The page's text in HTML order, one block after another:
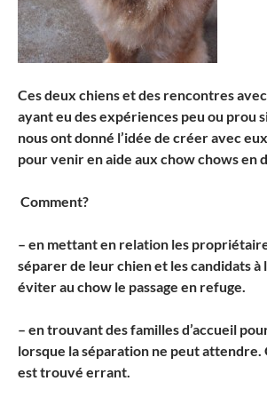
Ces deux chiens et des rencontres
ayant eu des expériences peu ou prou
nous ont donné l’idée de créer avec
pourvenir en aide aux chow chows en
Comment?
– en mettant en relation les
séparer de leur chien et les candidats à
éviter au chow le passage en refuge.
– en trouvant des familles d’accueil
lorsque la séparation ne peut attendre.
est trouvé errant.